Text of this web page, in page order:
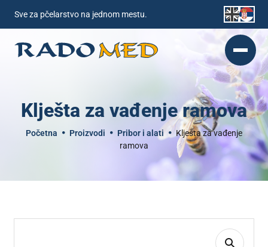
Sve za pčelarstvo na jednom mestu.
Klješta za vađenje ramova
Početna Proizvodi Pribor i alati
Klješta za vađenje
ramova